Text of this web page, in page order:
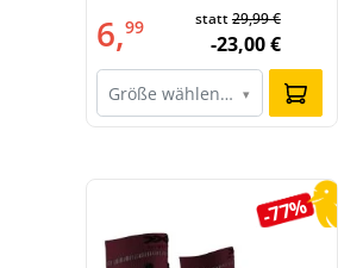
R019)
6,99 statt29,99 €
-23,00 €
Größe wählen… ▾
Produktgalerie überspringen
-77%